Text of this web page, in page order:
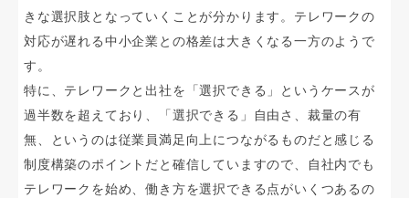
きな選択肢となっていくことが分かります。テレワークの
対応が遅れる中小企業との格差は大きくなる一方のようで
す。
特に、テレワークと出社を「選択できる」というケースが
過半数を超えており、「選択できる」自由さ、裁量の有
無、というのは従業員満足向上につながるものだと感じる
制度構築のポイントだと確信していますので、自社内でも
テレワークを始め、働き方を選択できる点がいくつあるの